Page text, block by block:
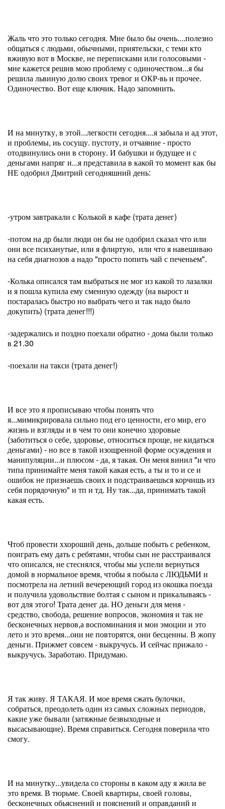
Жаль что это только сегодня. Мне было бы очень....полезно
общаться с людьми, обычными, приятельски, с теми кто
вживую вот в Москве, не переписками или голосовыми -
мне кажется решив мою проблему с одиночеством...я бы
решила львиную долю своих тревог и ОКР-вь и прочее.
Одиночество. Вот еще ключик. Надо запомнить.
И на минутку, в этой...легкости сегодня....я забыла и ад этот,
и проблемы, иь сосущу. пустоту, и отчаяние - просто
отодвинулись они в сторону. И бабушки и будущее и с
деньгами напряг и...я представила в какой то момент как бы
НЕ одобрил Дмитрий сегодняшний день:
-утром завтракали с Колькой в кафе (трата денег)
-потом на др были люди он бы не одобрил сказал что или
они все психанутые, или я флиртую, или что я навешиваю
на себя диагнозов а надо "просто попить чай с печеньем".
-Колька описался там выбраться не мог из какой то лазалки
и я пошла купила ему сменную одежду (на вырост и
постаралась быстро но выбрать чего и так надо было
докупить) (трата денег!!!)
-задержались и поздно поехали обратно - дома были только
в 21.30
-поехали на такси (трата денег!)
И все это я прописываю чтобы понять что
я...мимикрировала сильно под его ценности, его мир, его
жизнь и взгляды и в чем то они конечно здоровые
(заботиться о себе, здоровье, относиться проще, не кидаться
деньгами) - но все в такой изощренной форме осуждения и
манипуляции...и плюсом - да, я такая. Он меня винил "и что
типа принимайте меня такой какая есть, а ты и то и се и
ошибок не признаешь своих и подстраиваешься корчишь из
себя порядочную" и тп и тд. Ну так...да, принимать такой
какая есть.
Чтоб провести ххороший день, дольше побыть с ребенком,
поиграть ему дать с ребятами, чтобы сын не расстраивался
что описался, не стеснялся, чтобы мы успели вернуться
домой в нормальное время, чтобы я побыла с ЛЮДЬМИ и
посмотрела на летний вечереющий город из окошка поезда
и получила удовольствие болтая с сыном и прикалываясь -
вот для этого! Трата денег да. НО деньги для меня -
средство, свобода, решение вопросов, экономия и так не
бесконечных нервов,а воспоминания и мои эмоции и это
лето и это время...они не повторятся, они бесценны. В жопу
деньги. Прижмет совсем - выкручусь. И сейчас прижало -
выкручусь. Заработаю. Придумаю.
Я так живу. Я ТАКАЯ. И мое время сжать булочки,
собраться, преодолеть один из самых сложных периодов,
какие уже бывали (затяжные безвыходные и
высасывающие). Время справиться. Сегодня поверила что
смогу.
И на минутку...увидела со стороны в каком аду я жила ве
это время. В тюрьме. Своей квартиры, своей головы,
бесконечных обьяснений и пояснений и оправданий и